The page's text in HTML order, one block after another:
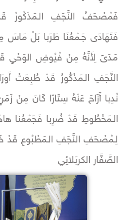
فَمُصْحَفُ النَّجَفِ الـمَذْكُورُ
فَتَهَادَى جَـمْعُنَا طَرَبا بَلْ مَاسَ
مَدَىً لِأَنَّهُ مِنْ فُيُوضِ الوَحْيِ
النَّجَفِ الـمَذْكُورُ قَدْ طُبِعَتْ
نُدِبا أَزَاحَ عَنْهُ سِتَارًا كَانَ مِنْ
الـمَخْطُوطِ قَدْ ضُرِبا فَجَمْعُنا
الصَّفَّار الكربَلائِي